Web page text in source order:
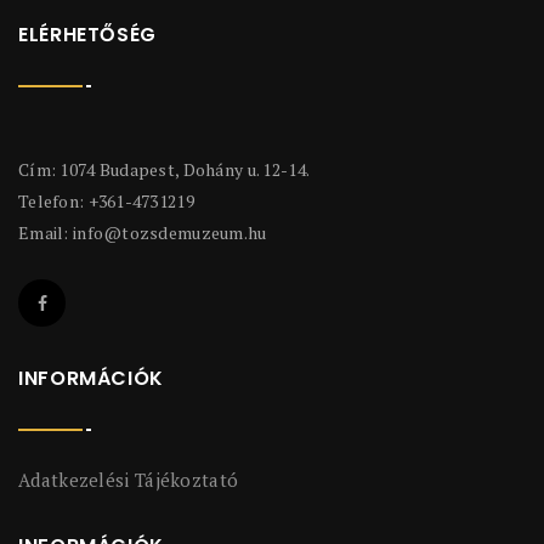
ELÉRHETŐSÉG
Cím: 1074 Budapest, Dohány u. 12-14.
Telefon: +361-4731219
Email: info@tozsdemuzeum.hu
INFORMÁCIÓK
Adatkezelési Tájékoztató